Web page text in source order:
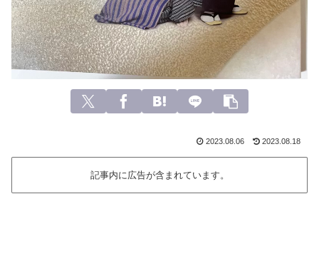
2023.08.06 2023.08.18
記事内に広告が含まれています。